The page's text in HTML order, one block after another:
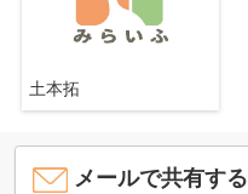
土本拓
メールで共有する